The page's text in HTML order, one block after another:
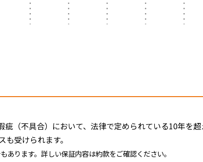
（不具合）において、法律で定められている10年を
受けられます。
ります。詳しい保証内容は約款をご確認ください。